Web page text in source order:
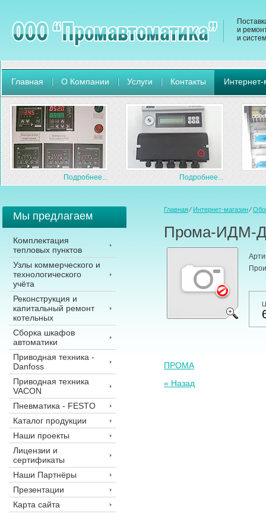
и
и
Главная О Компании Услуги Контакты Интернет-
Подробнее... Подробнее...
Главная⁄ Интернет-магазин⁄
Прома-ИДМ-
ПРОМА
« Назад
Мы предлагаем
Комплектация
тепловых пунктов
Узлы коммерческого и
технологического
учёта
Реконструкция и
капитальный ремонт
котельных
Сборка шкафов
автоматики
Приводная техника -
Danfoss
Приводная техника
VACON
Пневматика - FESTO
Каталог продукции
Наши проекты
Лицензии и
сертификаты
Наши Партнёры
Презентации
Карта сайта